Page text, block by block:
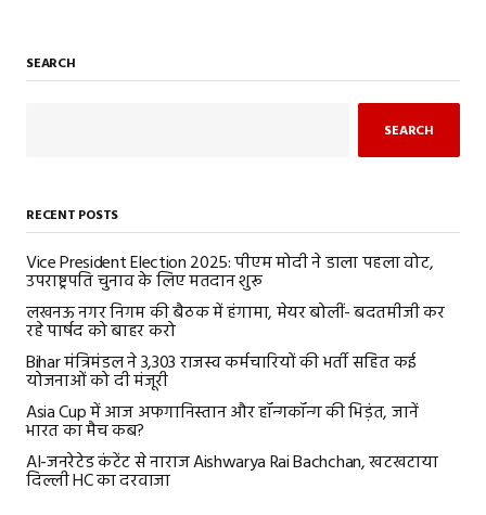
SEARCH
SEARCH
RECENT POSTS
Vice President Election 2025: पीएम मोदी ने डाला पहला वोट,
उपराष्ट्रपति चुनाव के लिए मतदान शुरू
लखनऊ नगर निगम की बैठक में हंगामा, मेयर बोलीं- बदतमीजी कर
रहे पार्षद को बाहर करो
Bihar मंत्रिमंडल ने 3,303 राजस्व कर्मचारियों की भर्ती सहित कई
योजनाओं को दी मंजूरी
Asia Cup में आज अफगानिस्तान और हॉन्गकॉन्ग की भिड़ंत, जानें
भारत का मैच कब?
AI-जनरेटेड कंटेंट से नाराज Aishwarya Rai Bachchan, खटखटाया
दिल्ली HC का दरवाजा